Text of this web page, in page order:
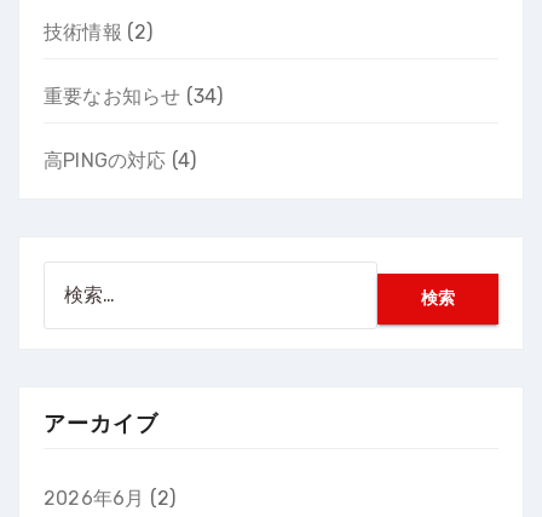
技術情報 (2)
重要なお知らせ (34)
高PINGの対応 (4)
アーカイブ
2026年6月 (2)